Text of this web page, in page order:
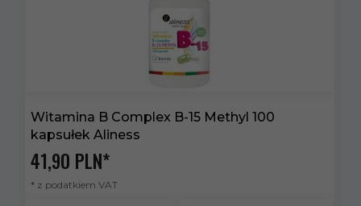
Witamina B Complex B-15 Methyl 100
kapsułek Aliness
41,90 PLN*
* z podatkiem VAT